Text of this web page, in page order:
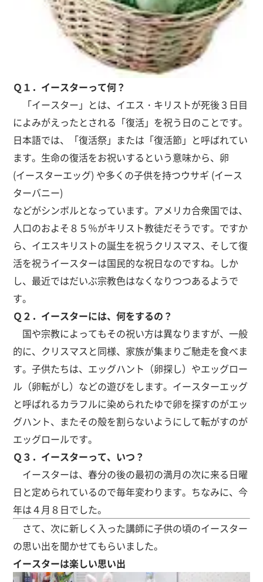
Ｑ１．イースターって何？
「イースター」とは、イエス・キリストが死後３日目
によみがえったとされる「復活」を祝う日のことです。
日本語では、「復活祭」または「復活節」と呼ばれてい
ます。生命の復活をお祝いするという意味から、卵
(イースターエッグ) や多くの子供を持つウサギ (イース
ターバニー)
などがシンボルとなっています。アメリカ合衆国では、
人口のおよそ８５％がキリスト教徒だそうです。ですか
ら、イエスキリストの誕生を祝うクリスマス、そして復
活を祝うイースターは国民的な祝日なのですね。しか
し、最近ではだいぶ宗教色はなくなりつつあるようで
す。
Ｑ２．イースターには、何をするの？
国や宗教によってもその祝い方は異なりますが、一般
的に、クリスマスと同様、家族が集まりご馳走を食べま
す。子供たちは、エッグハント（卵探し）やエッグロー
ル（卵転がし）などの遊びをします。イースターエッグ
と呼ばれるカラフルに染められたゆで卵を探すのがエッ
グハント、またその殻を割らないようにして転がすのが
エッグロールです。
Ｑ３．イースターって、いつ？
イースターは、春分の後の最初の満月の次に来る日曜
日と定められているので毎年変わります。ちなみに、今
年は４月８日でした。
さて、次に新しく入った講師に子供の頃のイースター
の思い出を聞かせてもらいました。
イースターは楽しい思い出